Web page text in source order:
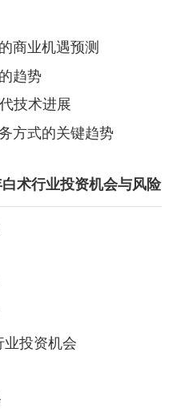
商业机遇预测
趋势
技术进展
方式的关键趋势
术行业投资机会与风险
投资机会